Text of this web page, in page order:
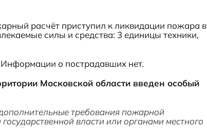
расчёт приступил к ликвидации пожара в
силы и средства: 3 единицы техники,
о пострадавших нет.
Московской области введен особый
требования пожарной
власти или органами местного